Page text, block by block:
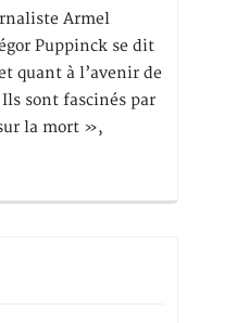
Armel
Puppinck se dit
quant à l’avenir de
sont fascinés par
la mort »,